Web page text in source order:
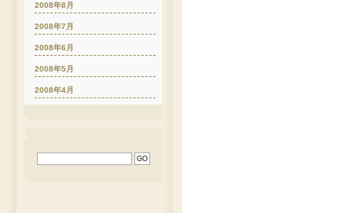
2008年8月
2008年7月
2008年6月
2008年5月
2008年4月